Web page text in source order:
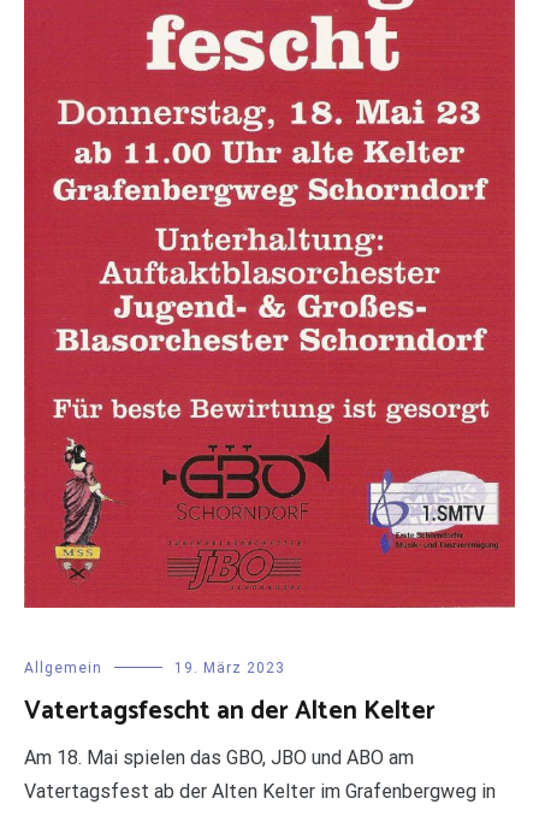
Allgemein 19. März 2023
Vatertagsfescht an der Alten Kelter
Am 18. Mai spielen das GBO, JBO und ABO am
Vatertagsfest ab der Alten Kelter im Grafenbergweg in